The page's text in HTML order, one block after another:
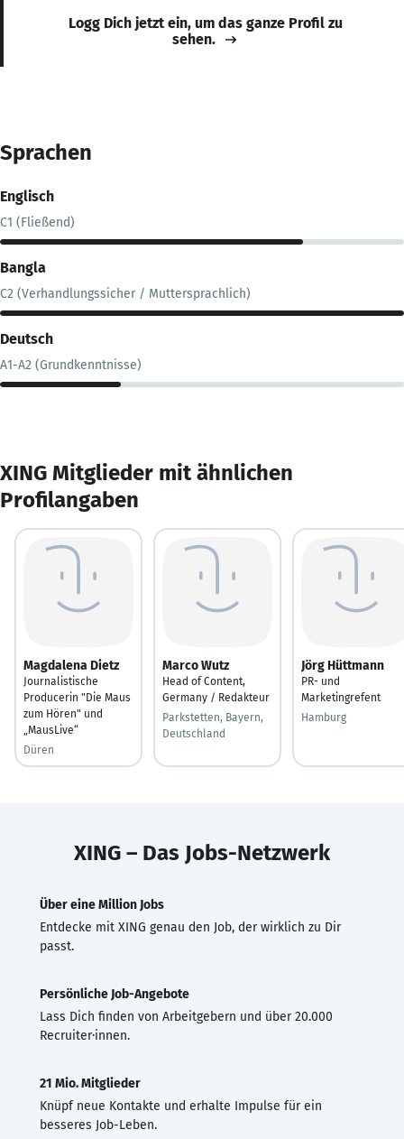
Logg Dich jetzt ein, um das ganze Profil zu
sehen.
Sprachen
Englisch
C1 (Fließend)
Bangla
C2 (Verhandlungssicher / Muttersprachlich)
Deutsch
A1-A2 (Grundkenntnisse)
XING Mitglieder mit ähnlichen
Profilangaben
Magdalena Dietz
Journalistische
Producerin "Die Maus
zum Hören" und
„MausLive“
Düren
Marco Wutz
Head of Content,
Germany / Redakteur
Parkstetten, Bayern,
Deutschland
Jörg Hüttmann
PR- und
Marketingrefent
Hamburg
XING – Das Jobs-Netzwerk
Über eine Million Jobs
Entdecke mit XING genau den Job, der wirklich zu Dir
passt.
Persönliche Job-Angebote
Lass Dich finden von Arbeitgebern und über 20.000
Recruiter·innen.
21 Mio. Mitglieder
Knüpf neue Kontakte und erhalte Impulse für ein
besseres Job-Leben.